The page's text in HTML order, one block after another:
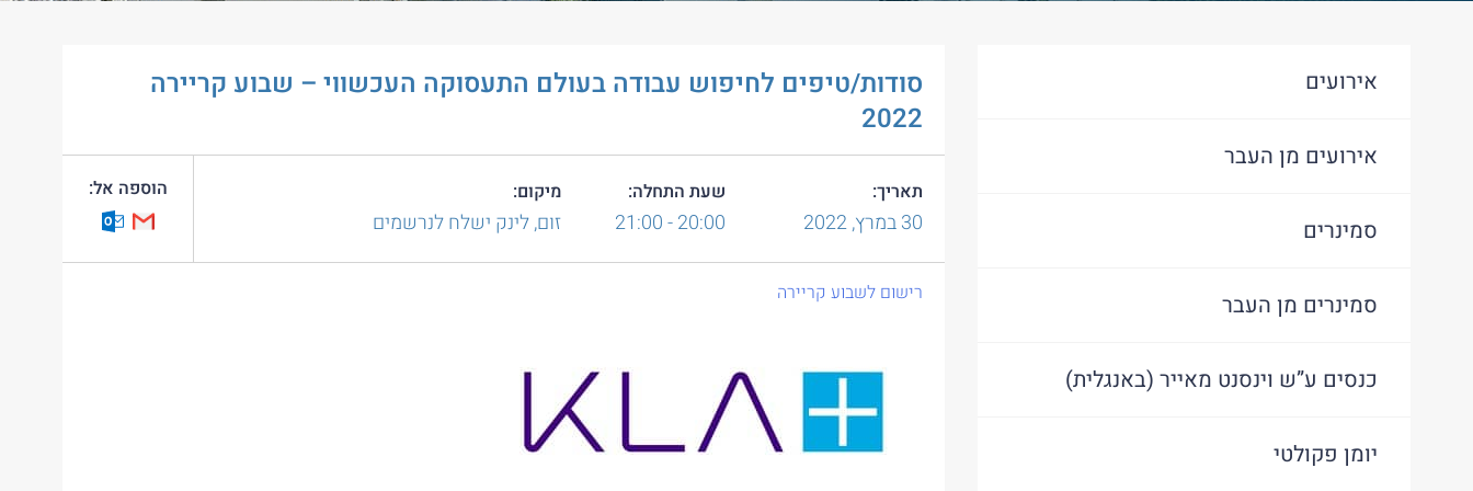
אירועים
אירועים מן העבר
סמינרים
סמינרים מן העבר
כנסים ע”ש וינסנט מאייר (באנגלית)
יומן פקולטי
סודות/טיפים לחיפוש עבודה בעולם התעסוקה העכשווי – שבוע קריירה
2022
תאריך:
30במרץ,
שעת התחלה:
20:00 - 21:00
מיקום:
זום, לינק ישלח לנרשמים
הוספה אל:
Google Calendar
Calendar
רישום לשבוע קריירה